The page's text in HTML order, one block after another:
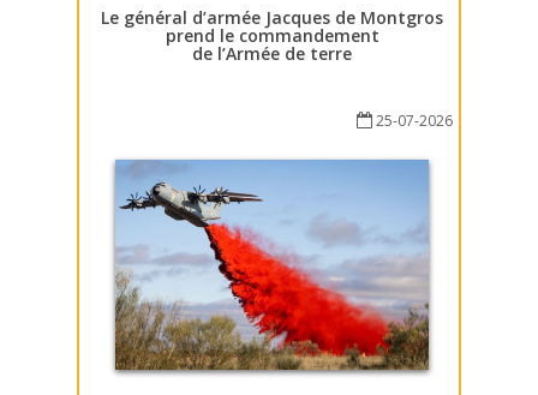
Le général d’armée Jacques de Montgros
prend le commandement
de l’Armée de terre
25-07-2026